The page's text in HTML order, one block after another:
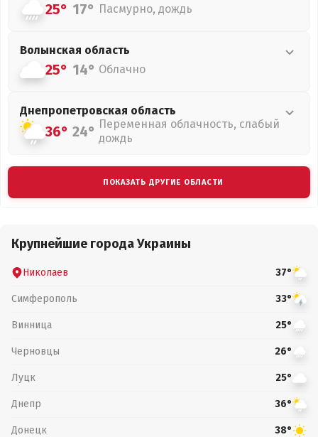
25° 17° Пасмурно, дождь
Волынская область
25° 14° Облачно
Днепропетровская область
36° 24° Переменная облачность, слабый
дождь
ПОКАЗАТЬ ДРУГИЕ ОБЛАСТИ
Крупнейшие города Украины
Николаев 37°
Симферополь 33°
Винница 25°
Черновцы 26°
Луцк 25°
Днепр 36°
Донецк 38°